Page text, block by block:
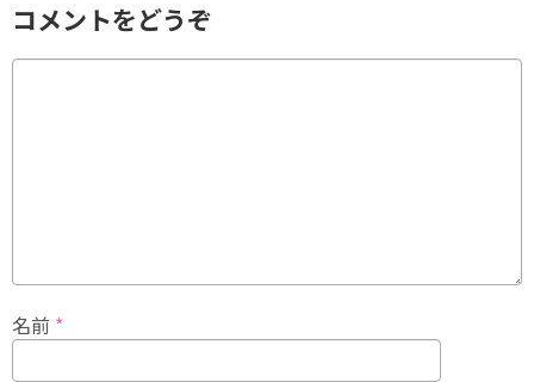
コメントをどうぞ
名前 *